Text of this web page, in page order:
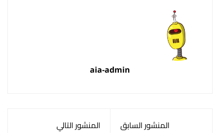
aia-admin
المنشور السابق المنشور التالي